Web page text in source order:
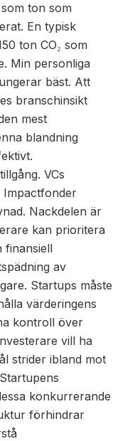
ton som
En typisk
ton CO₂ som
Min personliga
bäst. Att
branschinsikt
mest
blandning
VCs
Impactfonder
Nackdelen är
kan prioritera
finansiell
av
Startups måste
värderingens
kontroll över
vill ha
strider ibland mot
konkurrerande
förhindrar